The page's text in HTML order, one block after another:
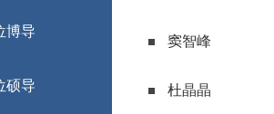
博导
硕导
窦智峰
杜晶晶